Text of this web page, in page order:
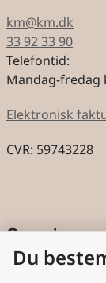
km@km.dk
33 92 33 90
Telefontid:
Mandag-fredag
Elektronisk
CVR: 59743228
Genveje
Cookies
Du